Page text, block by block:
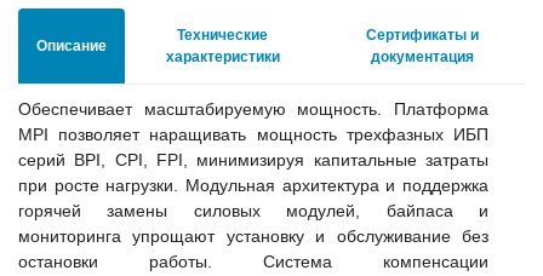
Описание
Технические
характеристики
Сертификаты и
документация
Обеспечивает масштабируемую мощность. Платформа
MPI позволяет наращивать мощность трехфазных ИБП
серий BPI, CPI, FPI, минимизируя капитальные затраты
при росте нагрузки. Модульная архитектура и поддержка
горячей замены силовых модулей, байпаса и
мониторинга упрощают установку и обслуживание без
остановки работы. Система компенсации